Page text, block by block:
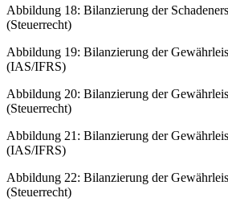
Abbildung 18: Bilanzierung der
(Steuerrecht)
Abbildung 19: Bilanzierung der
(IAS/IFRS)
Abbildung 20: Bilanzierung der
(Steuerrecht)
Abbildung 21: Bilanzierung der
(IAS/IFRS)
Abbildung 22: Bilanzierung der
(Steuerrecht)